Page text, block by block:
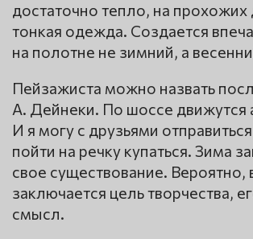
достаточно тепло, на
тонкая одежда. Создается
на полотне не зимний, а
Пейзажиста можно назвать
А. Дейнеки. По шоссе движутся
И я могу с друзьями
пойти на речку купаться. Зима
свое существование. Вероятно,
заключается цель творчества,
смысл.